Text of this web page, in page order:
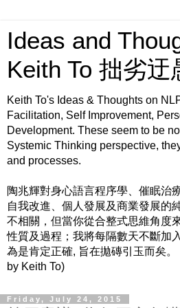
Ideas and
Keith To 拙劣迂
Keith To's Ideas & Thoughts on
Facilitation, Self Improvement,
Development. These seem to be
Systemic Thinking perspective,
and processes.
陶兆輝對身心語言程序學、催眠治
自我改進、個人發展及商業發展的
不相關，但當你從合整式思維角度
性質及過程；我將每隔數天不斷加
為是肯定正確, 旨在拋磚引玉而矣
by Keith To)
Friday, July 24, 2015